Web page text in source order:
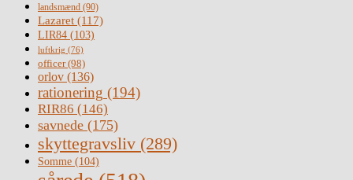
landsmænd (90)
Lazaret (117)
LIR84 (103)
luftkrig (76)
officer(98)
orlov (136)
rationering (194)
RIR86 (146)
savnede (175)
skyttegravsliv (289)
Somme (104)